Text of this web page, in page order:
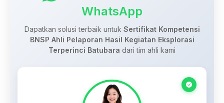
WhatsApp
Dapatkan solusi terbaik untuk Sertifikat Kompetensi
BNSP Ahli Pelaporan Hasil Kegiatan Eksplorasi
Terperinci Batubara dari tim ahli kami